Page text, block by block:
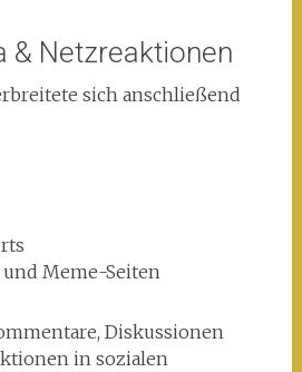
& Netzreaktionen
sich anschließend
Meme-Seiten
Diskussionen
in sozialen